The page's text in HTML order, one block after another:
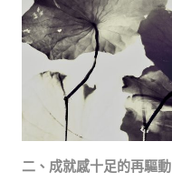
二、成就感十足的再驅動